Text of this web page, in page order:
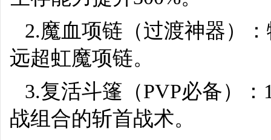
2.魔血项链（过渡神器）
远超虹魔项链。
3.复活斗篷（PVP必备）
战组合的斩首战术。